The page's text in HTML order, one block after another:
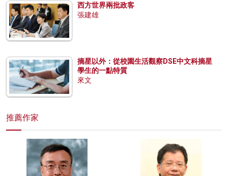
西方世界兩批政客
張建雄
摘星以外：從校園生活觀察DSE中文科摘星
學生的一點特質
來文
推薦作家